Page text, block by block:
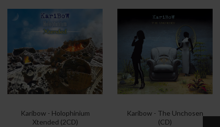
Karibow - Holophinium
Xtended (2CD)
Karibow - The Unchosen
(CD)